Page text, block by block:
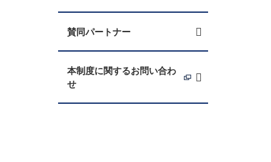
賛同パートナー
本制度に関するお問い合わ
せ